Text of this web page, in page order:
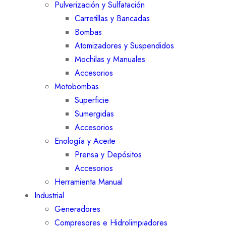
Pulverización y Sulfatación
Carretillas y Bancadas
Bombas
Atomizadores y Suspendidos
Mochilas y Manuales
Accesorios
Motobombas
Superficie
Sumergidas
Accesorios
Enología y Aceite
Prensa y Depósitos
Accesorios
Herramienta Manual
Industrial
Generadores
Compresores e Hidrolimpiadores